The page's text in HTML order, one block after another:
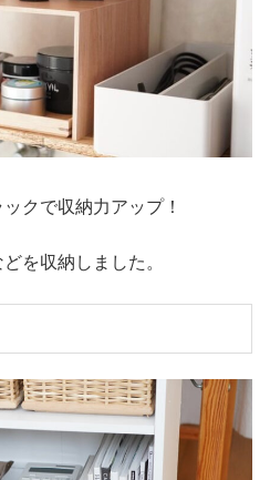
クで収納力アップ！
を収納しました。